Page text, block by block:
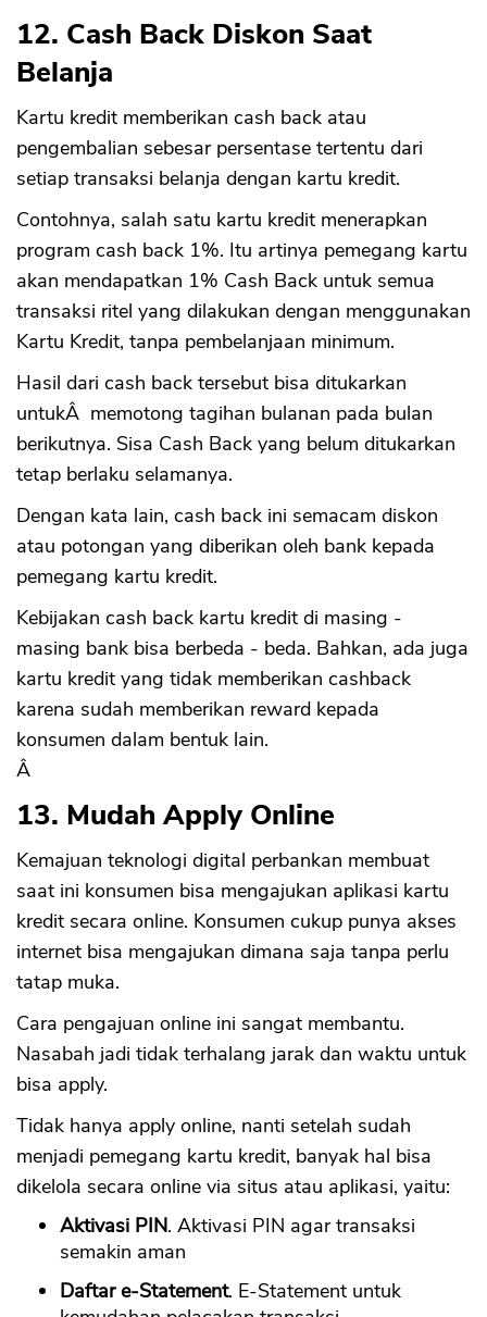
12. Cash Back Diskon Saat
Belanja
Kartu kredit memberikan cash back atau
pengembalian sebesar persentase tertentu dari
setiap transaksi belanja dengan kartu kredit.
Contohnya, salah satu kartu kredit menerapkan
program cash back 1%. Itu artinya pemegang kartu
akan mendapatkan 1% Cash Back untuk semua
transaksi ritel yang dilakukan dengan menggunakan
Kartu Kredit, tanpa pembelanjaan minimum.
Hasil dari cash back tersebut bisa ditukarkan
untukÂ memotong tagihan bulanan pada bulan
berikutnya. Sisa Cash Back yang belum ditukarkan
tetap berlaku selamanya.
Dengan kata lain, cash back ini semacam diskon
atau potongan yang diberikan oleh bank kepada
pemegang kartu kredit.
Kebijakan cash back kartu kredit di masing -
masing bank bisa berbeda - beda. Bahkan, ada juga
kartu kredit yang tidak memberikan cashback
karena sudah memberikan reward kepada
konsumen dalam bentuk lain.
Â
13. Mudah Apply Online
Kemajuan teknologi digital perbankan membuat
saat ini konsumen bisa mengajukan aplikasi kartu
kredit secara online. Konsumen cukup punya akses
internet bisa mengajukan dimana saja tanpa perlu
tatap muka.
Cara pengajuan online ini sangat membantu.
Nasabah jadi tidak terhalang jarak dan waktu untuk
bisa apply.
Tidak hanya apply online, nanti setelah sudah
menjadi pemegang kartu kredit, banyak hal bisa
dikelola secara online via situs atau aplikasi, yaitu:
Aktivasi PIN. Aktivasi PIN agar transaksi
semakin aman
Daftar e-Statement. E-Statement untuk